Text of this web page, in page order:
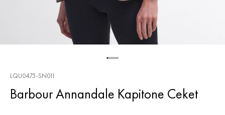
LQU0475-SN011
Barbour Annandale Kapitone Ceket